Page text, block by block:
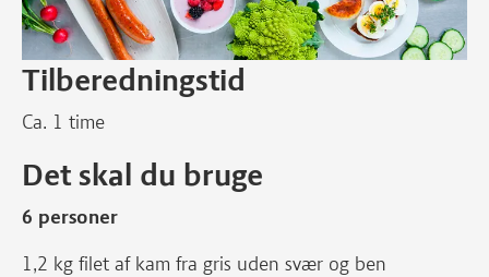
Tilberedningstid
Ca. 1 time
Det skal du bruge
6 personer
1,2 kg filet af kam fra gris uden svær og ben